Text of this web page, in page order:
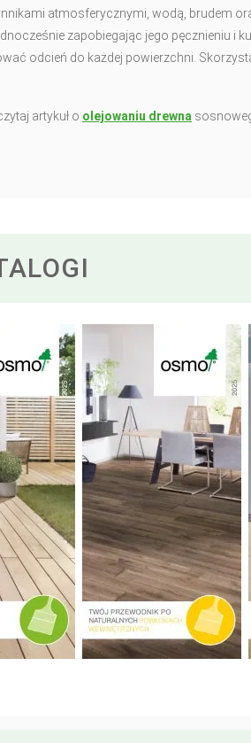
atmosferycznymi, wodą, brudem
zapobiegając jego pęcznieniu i
odcień do każdej powierzchni.
artykuł o olejowaniu drewna